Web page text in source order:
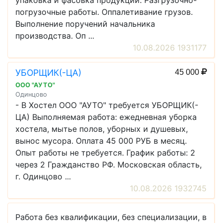
погрузочные работы. Оппалетивание грузов.
Выполнение поручений начальника
производства. Оп ...
10.08.2026 1931177
УБОРЩИК(-ЦА) 45 000
ООО "АУТО"
Одинцово
- В Хостел ООО "АУТО" требуется УБОРЩИК(-
ЦА) Выполняемая работа: ежедневная уборка
хостела, мытье полов, уборных и душевых,
вынос мусора. Оплата 45 000 РУБ в месяц.
Опыт работы не требуется. График работы: 2
через 2 Гражданство РФ. Московская область,
г. Одинцово ...
10.08.2026 1932745
Работа без квалификации, без специализации, в